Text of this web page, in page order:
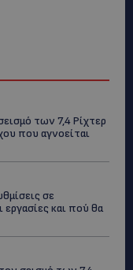
των 7,4 Ρίχτερ
που αγνοείται
σε
και πού θα